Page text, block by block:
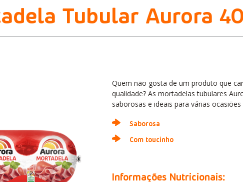
Tubular Aurora
Quem não gosta de um produto que
qualidade? As mortadelas tubulares
saborosas e ideais para várias
Saborosa
Com toucinho
Informações Nutricionais: